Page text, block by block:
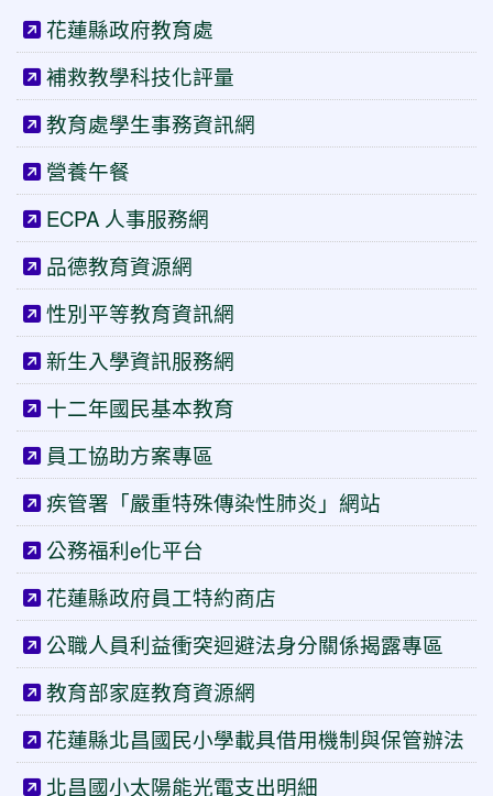
花蓮縣政府教育處
補救教學科技化評量
教育處學生事務資訊網
營養午餐
ECPA 人事服務網
品德教育資源網
性別平等教育資訊網
新生入學資訊服務網
十二年國民基本教育
員工協助方案專區
疾管署「嚴重特殊傳染性肺炎」網站
公務福利e化平台
花蓮縣政府員工特約商店
公職人員利益衝突迴避法身分關係揭露專區
教育部家庭教育資源網
花蓮縣北昌國民小學載具借用機制與保管辦法
北昌國小太陽能光電支出明細